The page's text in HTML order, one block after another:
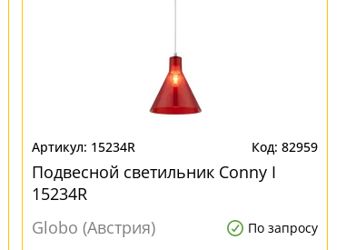
15234R 82959
Подвесной светильник Conny I
15234R
Globo (Австрия)
По запросу